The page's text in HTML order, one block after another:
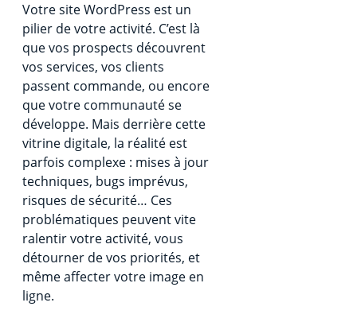
Votre site WordPress est un
pilier de votre activité. C’est là
que vos prospects découvrent
vos services, vos clients
passent commande, ou encore
que votre communauté se
développe. Mais derrière cette
vitrine digitale, la réalité est
parfois complexe : mises à jour
techniques, bugs imprévus,
risques de sécurité… Ces
problématiques peuvent vite
ralentir votre activité, vous
détourner de vos priorités, et
même affecter votre image en
ligne.